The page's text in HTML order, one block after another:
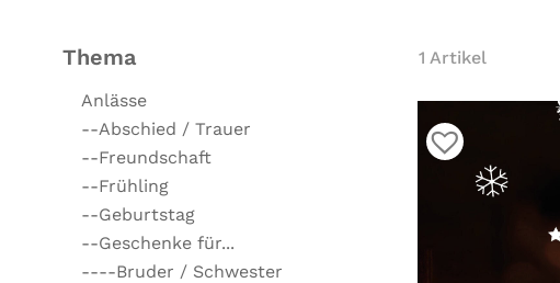
Thema
Anlässe
--Abschied / Trauer
--Freundschaft
--Frühling
--Geburtstag
--Geschenke für...
----Bruder / Schwester
1 Artikel